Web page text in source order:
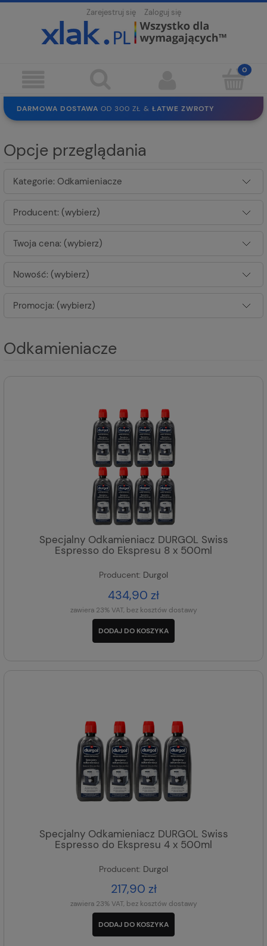
Zarejestruj się Zaloguj się
DARMOWA DOSTAWA OD 300 ZŁ & ŁATWE ZWROTY
SOLIDNEEKO PAKOWANIE
Opcje przeglądania
Kategorie: Odkamieniacze
Producent: (wybierz)
Twoja cena: (wybierz)
Nowość: (wybierz)
Promocja: (wybierz)
Odkamieniacze
Specjalny Odkamieniacz DURGOL Swiss
Espresso do Ekspresu 8 x 500ml
Producent: Durgol
434,90 zł
zawiera 23% VAT, bez kosztów dostawy
DODAJ DO KOSZYKA
Specjalny Odkamieniacz DURGOL Swiss
Espresso do Ekspresu 4 x 500ml
Producent: Durgol
217,90 zł
zawiera 23% VAT, bez kosztów dostawy
DODAJ DO KOSZYKA